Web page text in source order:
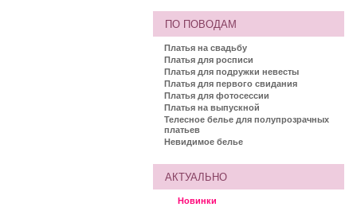
ПО ПОВОДАМ
Платья на свадьбу
Платья для росписи
Платья для подружки невесты
Платья для первого свидания
Платья для фотосессии
Платья на выпускной
Телесное белье для полупрозрачных
платьев
Невидимое белье
АКТУАЛЬНО
Новинки